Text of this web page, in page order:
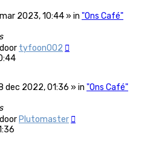
2023, 10:44 » in "Ons Café"
door tyfoon002
dec 2022, 01:36 » in "Ons Café"
door Plutomaster